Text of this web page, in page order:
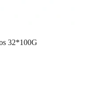
32*100G